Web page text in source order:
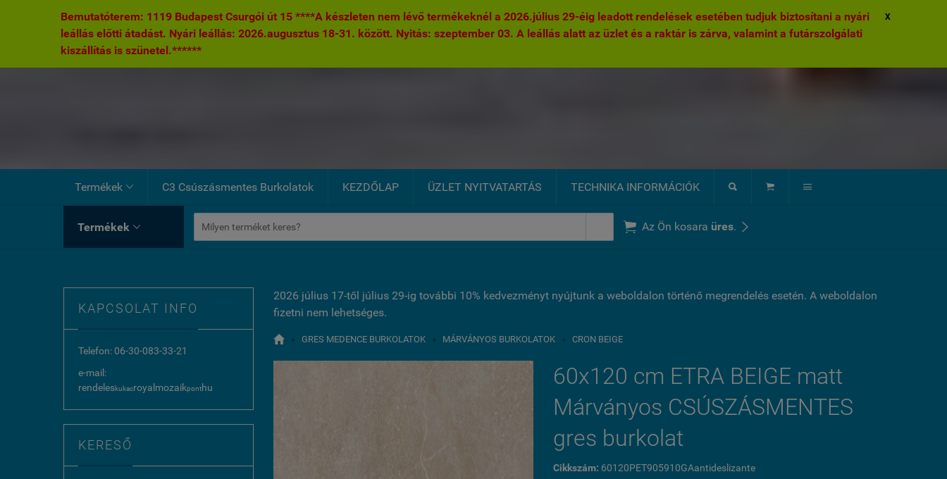
Bemutatóterem: 1119 Budapest Csurgói út 15 ****A készleten nem lévő termékeknél a 2026.július 29-éig leadott rendelések esetében tudjuk biztosítani a nyári
leállás előtti átadást. Nyári leállás: 2026.augusztus 18-31. között. Nyitás: szeptember 03. A leállás alatt az üzlet és a raktár is zárva, valamint a futárszolgálati
kiszállítás is szünetel.******
X
Termékek  C3 Csúszásmentes Burkolatok KEZDŐLAP ÜZLET NYITVATARTÁS TECHNIKA INFORMÁCIÓK   
Termékek   Az Ön kosara üres. 
KAPCSOLAT INFO
Telefon: 06-30-083-33-21
e-mail:
rendeleskukacroyalmozaikponthu
KERESŐ
2026 július 17-től július 29-ig további 10% kedvezményt nyújtunk a weboldalon történő megrendelés esetén. A weboldalon
fizetni nem lehetséges.
 » GRES MEDENCE BURKOLATOK » MÁRVÁNYOS BURKOLATOK » CRON BEIGE
60x120 cm ETRA BEIGE matt
Márványos CSÚSZÁSMENTES
gres burkolat
Cikkszám: 60120PET905910GAantideslizante